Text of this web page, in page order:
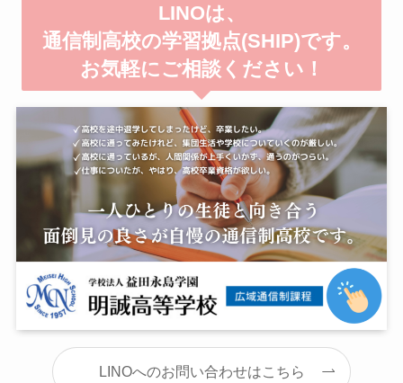
LINOは、
通信制高校の学習拠点(SHIP)です。
お気軽にご相談ください！
LINOへのお問い合わせはこちら